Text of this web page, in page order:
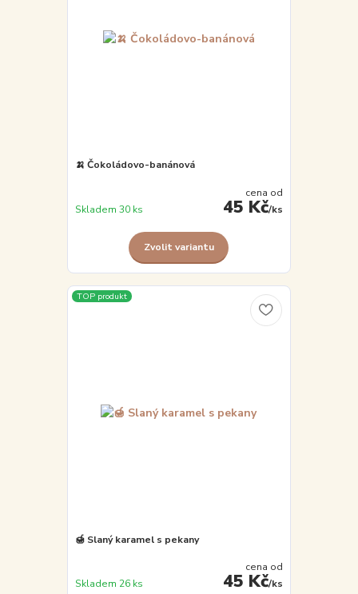
🍌 Čokoládovo-banánová
cena od
45 Kč/ks
Skladem 30 ks
Zvolit variantu
TOP produkt
🍯 Slaný karamel s pekany
cena od
45 Kč/ks
Skladem 26 ks